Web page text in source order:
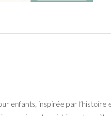
enfants, inspirée par